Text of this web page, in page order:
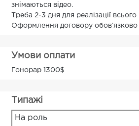
знімаються відео.
Треба 2-3 дня для реалізації
Оформлення договору обовʼязково
Умови оплати
Гонорар 1300$
Типажі
На роль